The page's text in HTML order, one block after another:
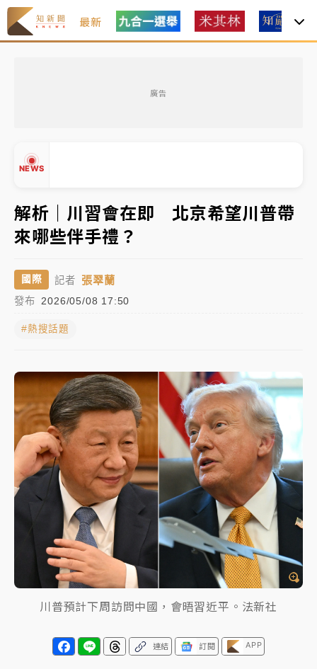
最新
廣告
NEWS
中信慈善基金會想增加董事人數！辜仲諒向法院聲請遭
駁 理由曝光
故宮《龍藏經》特展第2檔！今線上預約開賣一度塞車
周六起展出延長至晚上7時
台東農業處長涉圖利渡假村！東檢抗告成功 今重開羈
父親節泡湯了！中颱白海豚雨彈轟3天 「紅到發紫」降
雨熱區曝
暑假過三周才推「E宿新北打卡趣」！抽獎程序複雜 觀
旅局回應了
中信慈善基金會想增加董事人數！辜仲諒向法院聲請遭
駁 理由曝光
故宮《龍藏經》特展第2檔！今線上預約開賣一度塞車
周六起展出延長至晚上7時
台東農業處長涉圖利渡假村！東檢抗告成功 今重開羈
父親節泡湯了！中颱白海豚雨彈轟3天 「紅到發紫」降
雨熱區曝
解析｜川習會在即 北京希望川普帶
來哪些伴手禮？
國際 記者 張翠蘭
發布 2026/05/08 17:50
#熱搜話題
川普預計下周訪問中國，會晤習近平。法新社
連結 訂閱 APP